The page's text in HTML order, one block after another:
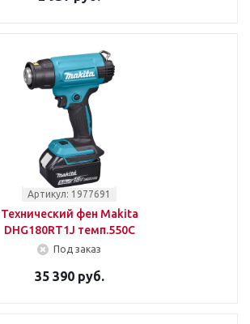
Артикул: 1977691
Технический фен Makita
DHG180RT1J темп.550С
Под заказ
35 390 руб.